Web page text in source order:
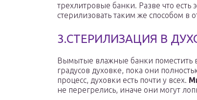
трехлитровые банки. Разве что есть
стерилизовать таким же способом в
3.СТЕРИЛИЗАЦИЯ В
Вымытые влажные банки поместить
градусов духовке, пока они
процесс, духовки есть почти у всех.
не перегрелись, иначе они могут